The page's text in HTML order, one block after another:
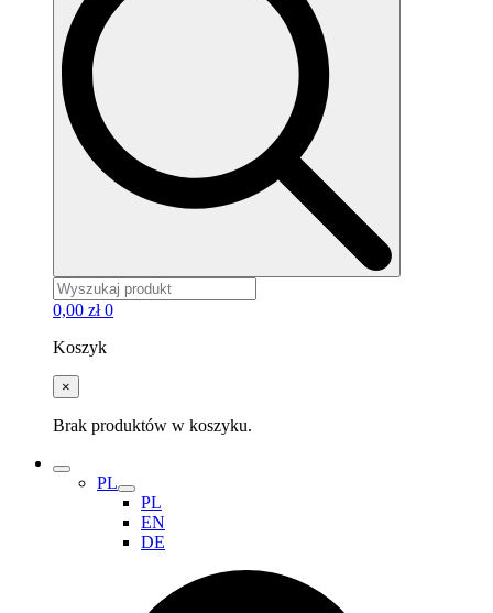
0,00 zł 0
Koszyk
×
Brak produktów w koszyku.
PL
PL
EN
DE